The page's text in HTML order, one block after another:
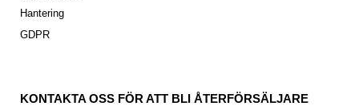
Hantering
GDPR
KONTAKTA OSS FÖR ATT BLI ÅTERFÖRSÄLJARE